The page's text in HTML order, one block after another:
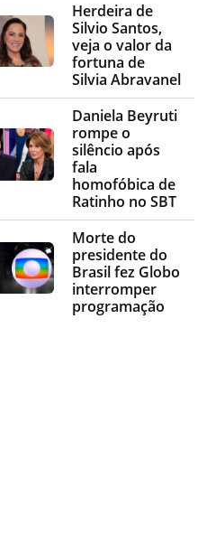
Herdeira de
Silvio Santos,
veja o valor da
fortuna de
Silvia Abravanel
Daniela Beyruti
rompe o
silêncio após
fala
homofóbica de
Ratinho no SBT
Morte do
presidente do
Brasil fez Globo
interromper
programação